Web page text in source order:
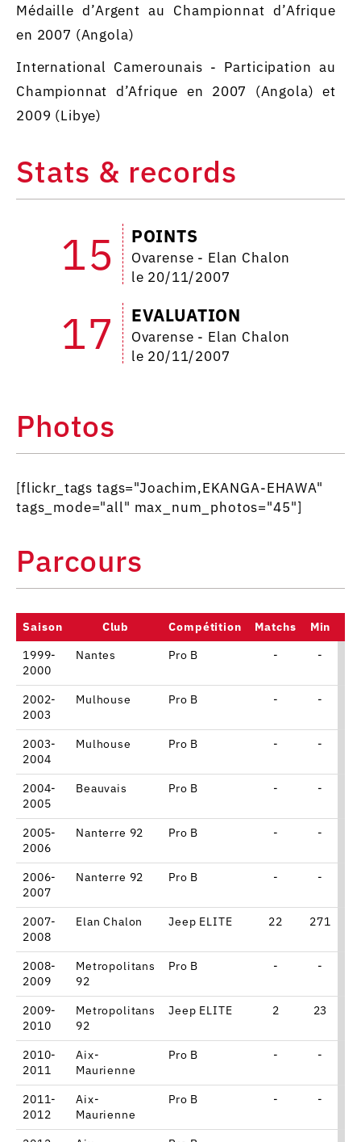
Médaille d’Argent au Championnat d’Afrique
en 2007 (Angola)
International Camerounais - Participation au
Championnat d’Afrique en 2007 (Angola) et
2009 (Libye)
Stats & records
15 POINTS
Ovarense - Elan Chalon
le 20/11/2007
17 EVALUATION
Ovarense - Elan Chalon
le 20/11/2007
Photos
[flickr_tags tags="Joachim,EKANGA-EHAWA"
tags_mode="all" max_num_photos="45"]
Parcours
Saison Club Compétition Matchs Min
1999-
2000
Nantes Pro B - -
2002-
2003
Mulhouse Pro B - -
2003-
2004
Mulhouse Pro B - -
2004-
2005
Beauvais Pro B - -
2005-
2006
Nanterre 92 Pro B - -
2006-
2007
Nanterre 92 Pro B - -
2007-
2008
Elan Chalon Jeep ELITE 22 271
2008-
2009
Metropolitans
92
Pro B - -
2009-
2010
Metropolitans
92
Jeep ELITE 2 23
2010-
2011
Aix-
Maurienne
Pro B - -
2011-
2012
Aix-
Maurienne
Pro B - -